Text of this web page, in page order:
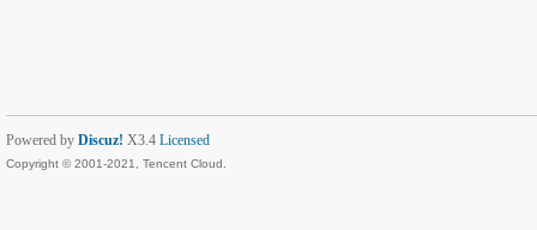
Powered by Discuz! X3.4 Licensed
Copyright © 2001-2021, Tencent Cloud.